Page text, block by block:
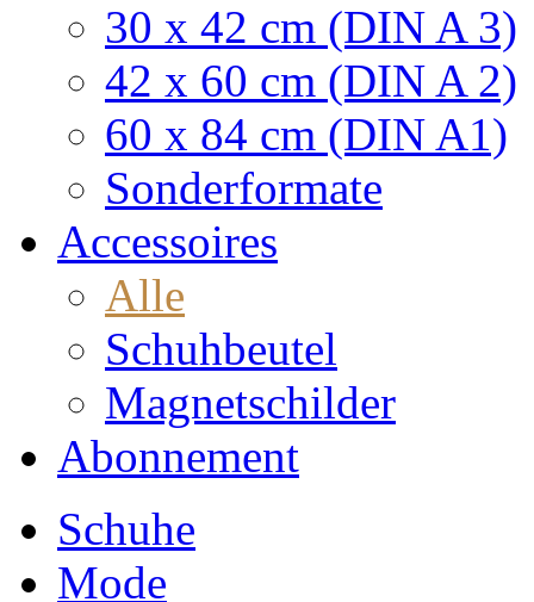
30 x 42 cm (DIN A 3)
42 x 60 cm (DIN A 2)
60 x 84 cm (DIN A1)
Sonderformate
Accessoires
Alle
Schuhbeutel
Magnetschilder
Abonnement
Schuhe
Mode